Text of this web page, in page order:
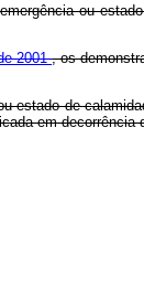
ou
2001, os
de
em